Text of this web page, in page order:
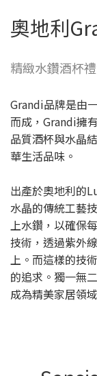
奧地利
精緻水鑽酒杯
Grandi品牌是由
而成，Grandi擁
品質酒杯與水晶
華生活品味。
出產於奧地利的
水晶的傳統工藝
上水鑽，以確保
技術，透過紫外
上。而這樣的技
的追求。獨一無
成為精美家居領